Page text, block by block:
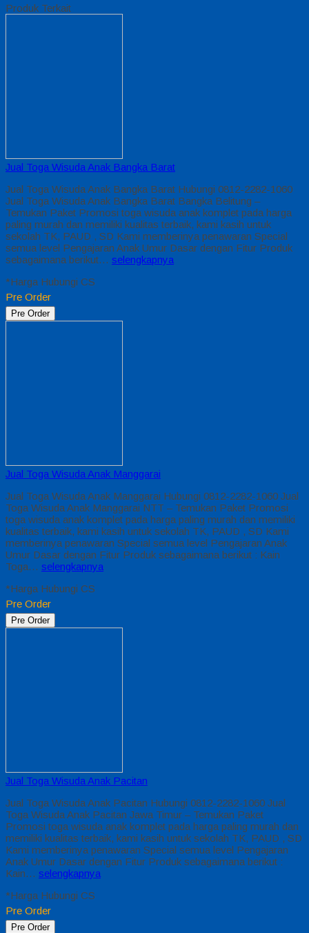
Produk Terkait
Jual Toga Wisuda Anak Bangka Barat
Jual Toga Wisuda Anak Bangka Barat Hubungi 0812-2282-1060
Jual Toga Wisuda Anak Bangka Barat Bangka Belitung –
Temukan Paket Promosi toga wisuda anak komplet pada harga
paling murah dan memiliki kualitas terbaik, kami kasih untuk
sekolah TK, PAUD , SD Kami memberinya penawaran Special
semua level Pengajaran Anak Umur Dasar dengan Fitur Produk
sebagaimana berikut… selengkapnya
*Harga Hubungi CS
Pre Order
Pre Order
Jual Toga Wisuda Anak Manggarai
Jual Toga Wisuda Anak Manggarai Hubungi 0812-2282-1060 Jual
Toga Wisuda Anak Manggarai NTT – Temukan Paket Promosi
toga wisuda anak komplet pada harga paling murah dan memiliki
kualitas terbaik, kami kasih untuk sekolah TK, PAUD , SD Kami
memberinya penawaran Special semua level Pengajaran Anak
Umur Dasar dengan Fitur Produk sebagaimana berikut : Kain
Toga… selengkapnya
*Harga Hubungi CS
Pre Order
Pre Order
Jual Toga Wisuda Anak Pacitan
Jual Toga Wisuda Anak Pacitan Hubungi 0812-2282-1060 Jual
Toga Wisuda Anak Pacitan Jawa Timur – Temukan Paket
Promosi toga wisuda anak komplet pada harga paling murah dan
memiliki kualitas terbaik, kami kasih untuk sekolah TK, PAUD , SD
Kami memberinya penawaran Special semua level Pengajaran
Anak Umur Dasar dengan Fitur Produk sebagaimana berikut :
Kain… selengkapnya
*Harga Hubungi CS
Pre Order
Pre Order